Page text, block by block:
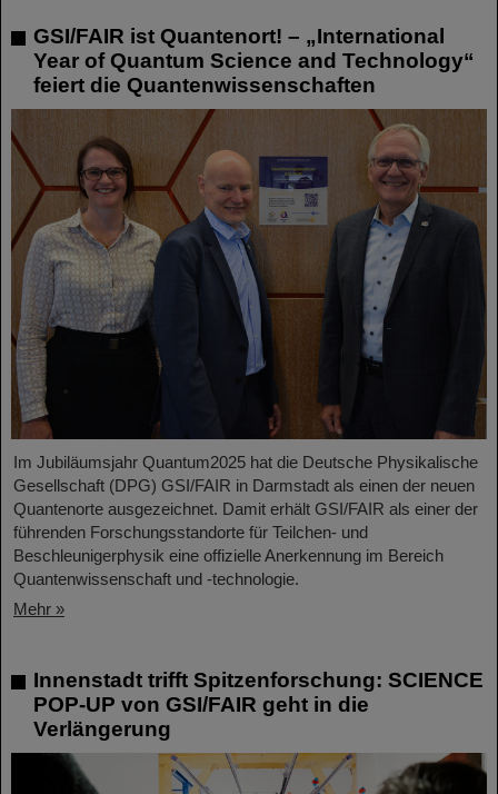
GSI/FAIR ist Quantenort! – „International
Year of Quantum Science and Technology“
feiert die Quantenwissenschaften
Im Jubiläumsjahr Quantum2025 hat die Deutsche Physikalische
Gesellschaft (DPG) GSI/FAIR in Darmstadt als einen der neuen
Quantenorte ausgezeichnet. Damit erhält GSI/FAIR als einer der
führenden Forschungsstandorte für Teilchen- und
Beschleunigerphysik eine offizielle Anerkennung im Bereich
Quantenwissenschaft und -technologie.
Mehr »
Innenstadt trifft Spitzenforschung: SCIENCE
POP-UP von GSI/FAIR geht in die
Verlängerung